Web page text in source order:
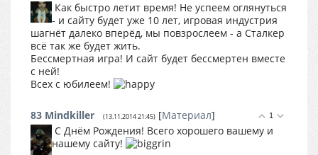
Как быстро летит время! Не успеем оглянуться
- и сайту будет уже 10 лет, игровая индустрия
шагнёт далеко вперёд, мы повзрослеем - а Сталкер
всё так же будет жить.
Бессмертная игра! И сайт будет бессмертен вместе
с ней!
Всех с юбилеем!
1
83 Mindkiller (13.11.2014 21:45) [Материал]
С Днём Рождения! Всего хорошего вашему и
нашему сайту!